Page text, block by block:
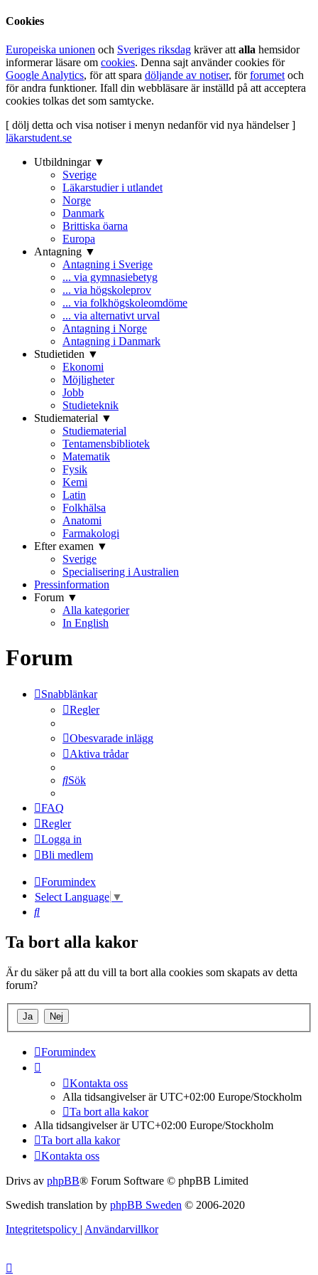
Cookies
Europeiska unionen och Sveriges riksdag kräver att alla hemsidor
informerar läsare om cookies. Denna sajt använder cookies för
Google Analytics, för att spara döljande av notiser, förforumet och
för andra funktioner. Ifall din webbläsare är inställd på att acceptera
cookies tolkas det som samtycke.
[ dölj detta och visa notiser i menyn nedanför vid nya händelser ]
läkarstudent.se
Utbildningar ▼
Sverige
Läkarstudier i utlandet
Norge
Danmark
Brittiska öarna
Europa
Antagning ▼
Antagning i Sverige
... via gymnasiebetyg
... via högskoleprov
... via folkhögskoleomdöme
... via alternativt urval
Antagning i Norge
Antagning i Danmark
Studietiden ▼
Ekonomi
Möjligheter
Jobb
Studieteknik
Studiematerial ▼
Studiematerial
Tentamensbibliotek
Matematik
Fysik
Kemi
Latin
Folkhälsa
Anatomi
Farmakologi
Efter examen ▼
Sverige
Specialisering i Australien
Pressinformation
Forum ▼
Alla kategorier
In English
Forum
Snabblänkar
Regler
Obesvarade inlägg
Aktiva trådar
Sök
FAQ
Regler
Logga in
Bli medlem
Forumindex
Select Language ▼
Sök
Ta bort alla kakor
Är du säker på att du vill ta bort alla cookies som skapats av detta
forum?
Forumindex
Kontakta oss
Alla tidsangivelser är UTC+02:00 Europe/Stockholm
Ta bort alla kakor
Alla tidsangivelser är UTC+02:00 Europe/Stockholm
Ta bort alla kakor
Kontakta oss
Drivs av phpBB® Forum Software © phpBB Limited
Swedish translation by phpBB Sweden © 2006-2020
Integritetspolicy | Användarvillkor